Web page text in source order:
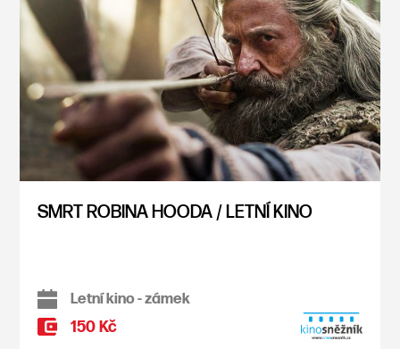
SMRT ROBINA HOODA / LETNÍ KINO
Letní kino - zámek
150 Kč